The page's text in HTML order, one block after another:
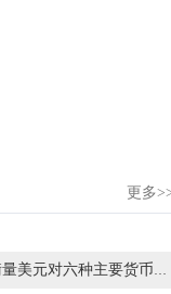
更多
金十数据8月7日讯，衡量美元对六种主要货币的美元指数当天上涨0.25%，在汇市尾市收于99.930。截至纽约汇市尾市，1欧元兑换1.1524美元，低于前一交易日的1.1553美元；1英镑兑换1.3457美元，低于前一交易日的1.3469美元。1美元兑换158.33日元，高于前一交易日的157.67日元；1美元兑换0.8122瑞士法郎，高于前一交易日的0.8069瑞士法郎；1美元兑换1.4014加元，高于前一交易日的1.4008加元；1美元兑换9.5068瑞典克朗，高于前一交易日的9.4832瑞典克朗。